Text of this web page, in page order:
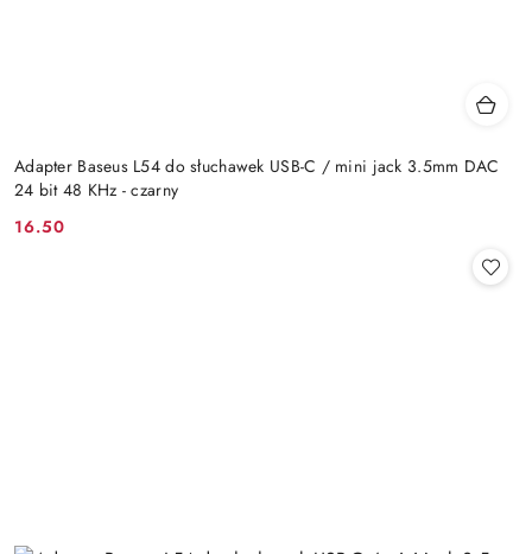
Adapter Baseus L54 do słuchawek USB-C / mini jack 3.5mm DAC
24 bit 48 KHz - czarny
Cena:
16.50